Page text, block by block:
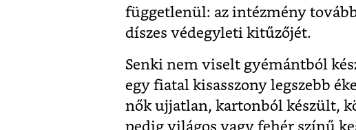
függetlenül: az intézmény
díszes védegyleti kitűzőjét.
Senki nem viselt gyémántból
egy fiatal kisasszony legszebb
nők ujjatlan, kartonból készült,
pedig világos vagy fehér színű